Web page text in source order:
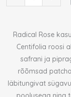
Radical Rose
Centifolia roosi
safrani ja
rõõmsad
läbitungivat